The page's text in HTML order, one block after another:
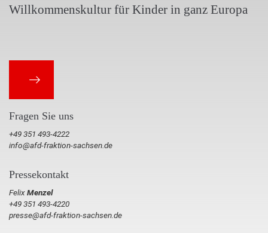
Willkommenskultur für Kinder in ganz Europa
Fragen Sie uns
+49 351 493-4222
info@afd-fraktion-sachsen.de
Pressekontakt
FelixMenzel
+49 351 493-4220
presse@afd-fraktion-sachsen.de